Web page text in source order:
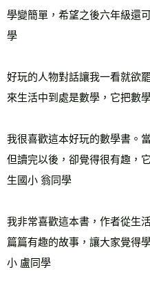
學變簡單，希望之後六年級還
學
好玩的人物對話讓我一看就欲
來生活中到處是數學，它把
我很喜歡這本好玩的數學書。
但讀完以後，卻覺得很有趣
生國小 翁同學
我非常喜歡這本書，作者從生
篇篇有趣的故事，讓大家覺得
小 盧同學